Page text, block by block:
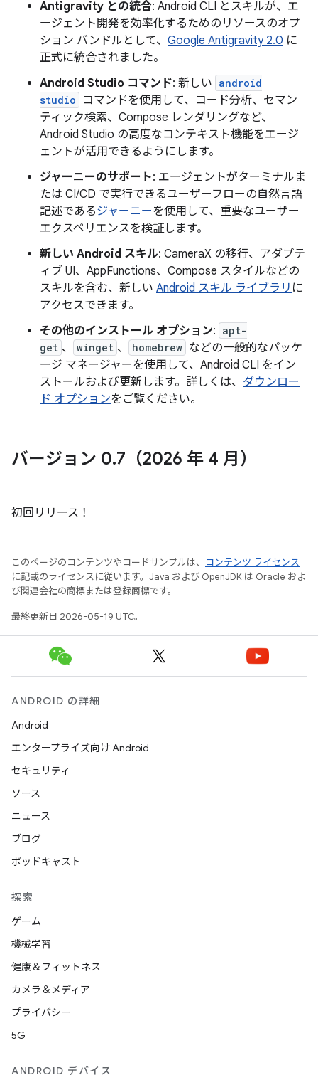
Antigravity との統合: Android CLI とスキルが、エ
ージェント開発を効率化するためのリソースのオプ
ション バンドルとして、 Google Antigravity 2.0 に
正式に統合されました。
Android Studio コマンド: 新しい android
studio
コマンドを使用して、コード分析、セマン
ティック検索、Compose レンダリングなど、
Android Studio の高度なコンテキスト機能をエージ
ェントが活用できるようにします。
ジャーニーのサポート: エージェントがターミナルま
たは CI/CD で実行できるユーザーフローの自然言語
記述であるジャーニーを使用して、重要なユーザー
エクスペリエンスを検証します。
新しい Android スキル: CameraX の移行、アダプテ
ィブ UI、AppFunctions、Compose スタイルなどの
スキルを含む、新しい Android スキル ライブラリ に
アクセスできます。
その他のインストール オプション: apt-
get 、 winget 、 homebrew などの一般的なパッケ
ージ マネージャーを使用して、Android CLI をイン
ストールおよび更新します。詳しくは、 ダウンロー
ド オプションをご覧ください。
バージョン 0.7（2026 年 4 月）
初回リリース！
このページのコンテンツやコードサンプルは、
コンテンツ ライセンス
に記載のライセンスに従います。Java および OpenJDK は Oracle およ
び関連会社の商標または登録商標です。
最終更新日 2026-05-19 UTC。
ANDROID の詳細
Android
エンタープライズ向け Android
セキュリティ
ソース
ニュース
ブログ
ポッドキャスト
探索
ゲーム
機械学習
健康＆フィットネス
カメラ＆メディア
プライバシー
5G
ANDROID デバイス